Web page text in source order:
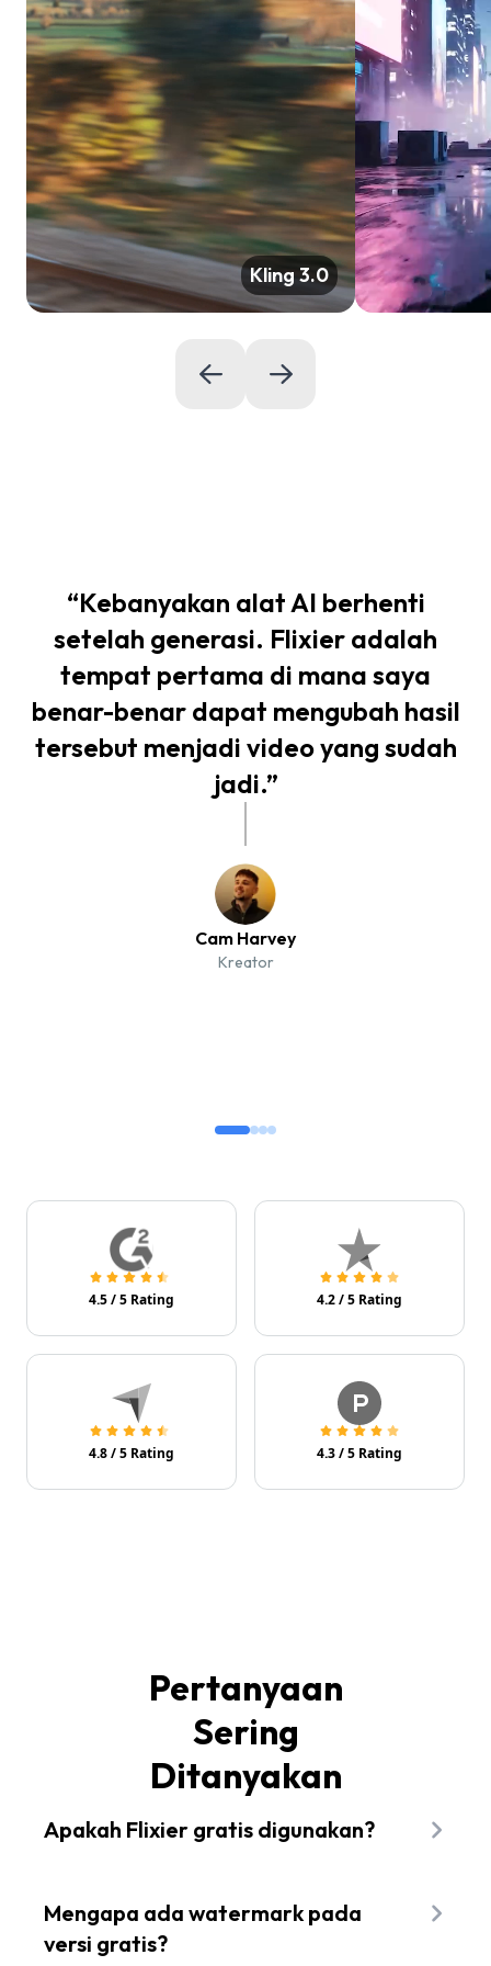
Kling 3.0
“Kebanyakan alat AI berhenti
setelah generasi. Flixier adalah
tempat pertama di mana saya
benar-benar dapat mengubah hasil
tersebut menjadi video yang sudah
jadi.”
Cam Harvey
Kreator
4.5/5 Rating 4.2/5 Rating
4.8/5 Rating 4.3/5 Rating
Pertanyaan
Sering
Ditanyakan
Apakah Flixier gratis digunakan?
dapat menjelajahi editor dan membuat video
tanpa kartu kredit. Paket premium membuka
kualitas ekspor lebih tinggi, lebih banyak
Mengapa ada watermark pada
versi gratis?